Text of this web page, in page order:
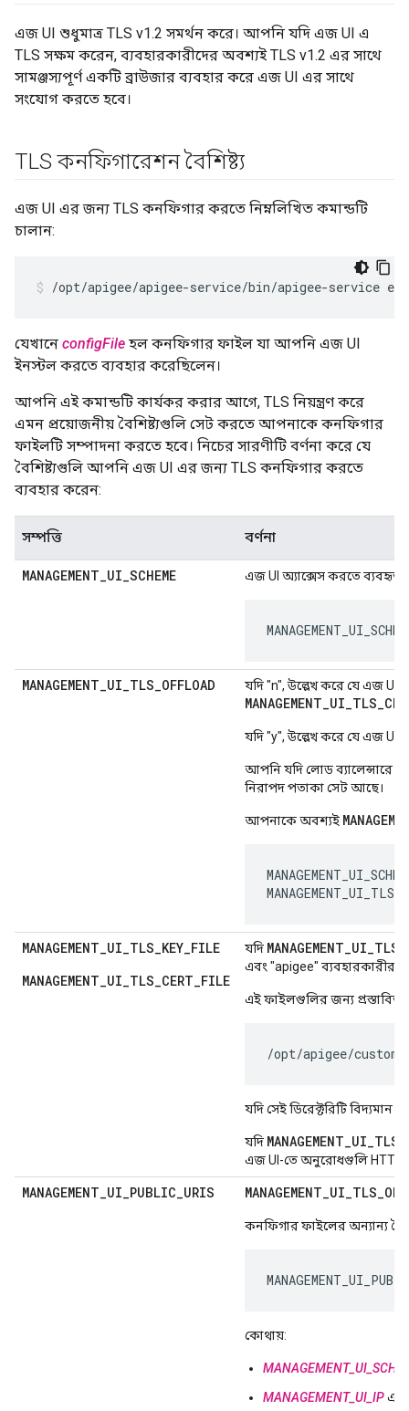
এজ UI শুধুমাত্র TLS v1.2 সমর্থন করে। আপনি যদি এজ UI এ
TLS সক্ষম করেন, ব্যবহারকারীদের অবশ্যই TLS v1.2 এর সাথে
সামঞ্জস্যপূর্ণ একটি ব্রাউজার ব্যবহার করে এজ UI এর সাথে
সংযোগ করতে হবে।
TLS কনফিগারেশন বৈশিষ্ট্য
এজ UI এর জন্য TLS কনফিগার করতে নিম্নলিখিত কমান্ডটি
চালান:
/opt/apigee/apigee-service/bin/apigee-service
যেখানে configFile হল কনফিগার ফাইল যা আপনি এজ UI
ইনস্টল করতে ব্যবহার করেছিলেন।
আপনি এই কমান্ডটি কার্যকর করার আগে, TLS নিয়ন্ত্রণ করে
এমন প্রয়োজনীয় বৈশিষ্ট্যগুলি সেট করতে আপনাকে কনফিগার
ফাইলটি সম্পাদনা করতে হবে। নিচের সারণীটি বর্ণনা করে যে
বৈশিষ্ট্যগুলি আপনি এজ UI এর জন্য TLS কনফিগার করতে
ব্যবহার করেন:
সম্পত্তি বর্ণনা
MANAGEMENT_UI_SCHEME এজ UI অ্যাক্সেস করতে ব্যবহৃত
MANAGEMENT_UI_TLS_OFFLOAD যদি "n", উল্লেখ করে যে এজ
যদি "y", উল্লেখ করে যে এজ
আপনি যদি লোড ব্যালেন্সারে
নিরাপদ পতাকা সেট আছে।
আপনাকে অবশ্যই
MANAGEMENT_UI_TLS_KEY_FILE
MANAGEMENT_UI_TLS_CERT_FILE
যদি MANAGEMENT_UI_TLS
এবং "apigee" ব্যবহারকারীর
এই ফাইলগুলির জন্য প্রস্তাবিত
/opt/apigee/
যদি সেই ডিরেক্টরিটি বিদ্যমান
যদি
এজ UI-তে অনুরোধগুলি HTTP
MANAGEMENT_UI_PUBLIC_URIS
কনফিগার ফাইলের অন্যান্য
কোথায়:
MANAGEMENT_UI_IPএজ